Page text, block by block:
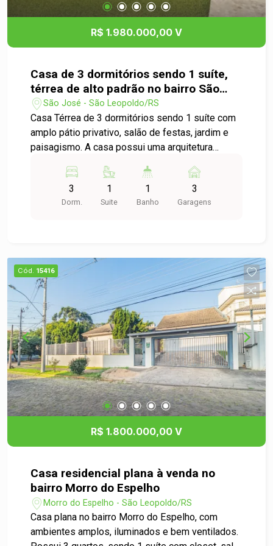
agora mesmo sua visita e venha se surpreender!
R$ 1.980.000,00 V
Casa de 3 dormitórios sendo 1 suíte,
térrea de alto padrão no bairro São
José.
São José - São Leopoldo/RS
Casa Térrea de 3 dormitórios sendo 1 suíte com
amplo pátio privativo, salão de festas, jardim e
paisagismo. A casa possui uma arquitetura
ambientes, lavabo, cozinha americana, lavanderia,
3 espaçosos dormitórios sendo 1 suíte e amplo
salão de festas com churrasqueira ligado ao
Localizada em uma região nobre, junto a praça e
com fácil acesso a escolas e Avenidas.
3
Dorm.
1
Suite
1
Banho
3
Garagens
Cód. 15416
R$ 1.800.000,00 V
Casa residencial plana à venda no
bairro Morro do Espelho
Morro do Espelho - São Leopoldo/RS
Casa plana no bairro Morro do Espelho, com
ambientes amplos, iluminados e bem ventilados.